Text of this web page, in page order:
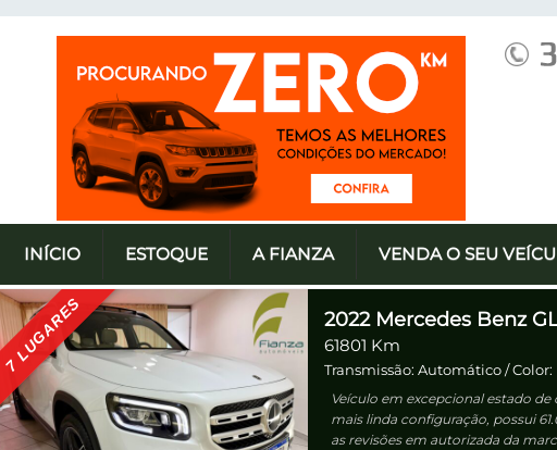
INÍCIO ESTOQUE A FIANZA VENDA O SEU
7 LUGARES 2022 Mercedes Benz
61801 Km
Transmissão: Automático/
Veículo em excepcional estado de
mais linda configuração, possui
as revisões em autorizada da